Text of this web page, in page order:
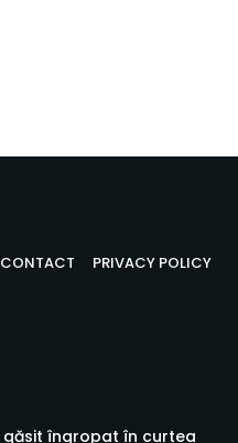
CONTACT PRIVACY POLICY
găsit îngropat în curtea